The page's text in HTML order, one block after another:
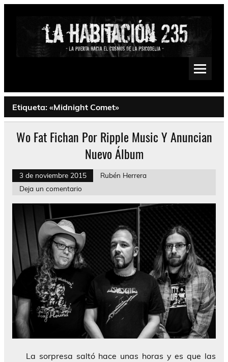
Saltar
Psychedelic, Stoner, Doom, Sludge, Fuzz, Space, Drone
Etiqueta: «Midnight Comet»
Wo Fat Fichan Por Ripple Music Y Anuncian
Nuevo Álbum
3 de noviembre 2015
Rubén Herrera
Deja un comentario
La sorpresa saltó hace unas horas y es que las